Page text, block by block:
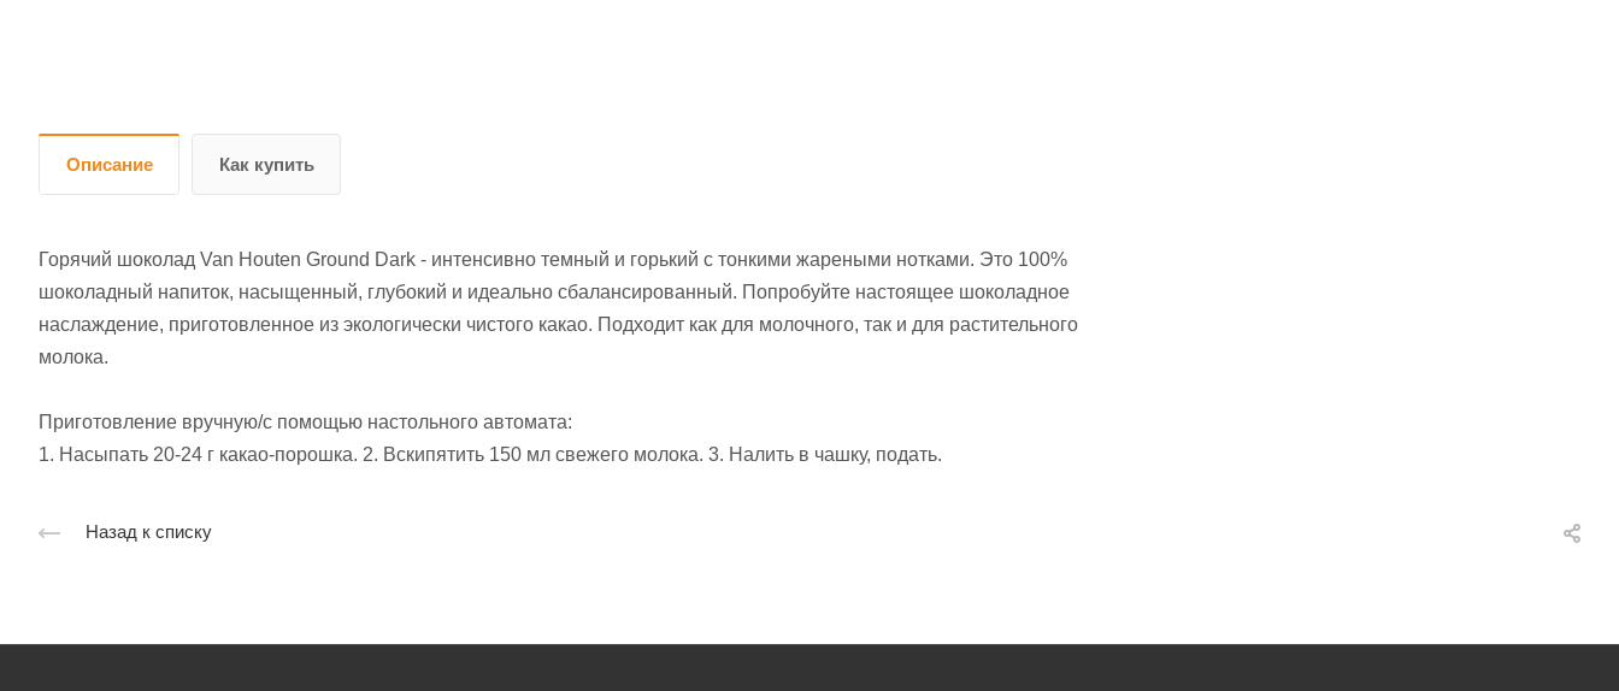
Описание Как купить
Горячий шоколад Van Houten Ground Dark - интенсивно темный и горький с тонкими жареными нотками. Это 100%
шоколадный напиток, насыщенный, глубокий и идеально сбалансированный. Попробуйте настоящее шоколадное
наслаждение, приготовленное из экологически чистого какао. Подходит как для молочного, так и для растительного
молока.
Приготовление вручную/с помощью настольного автомата:
1. Насыпать 20-24 г какао-порошка. 2. Вскипятить 150 мл свежего молока. 3. Налить в чашку, подать.
Назад к списку